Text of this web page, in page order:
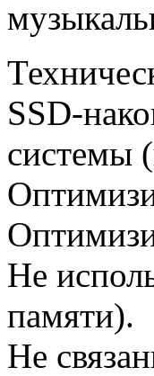
SSD-
системы
Не
памяти).
Не